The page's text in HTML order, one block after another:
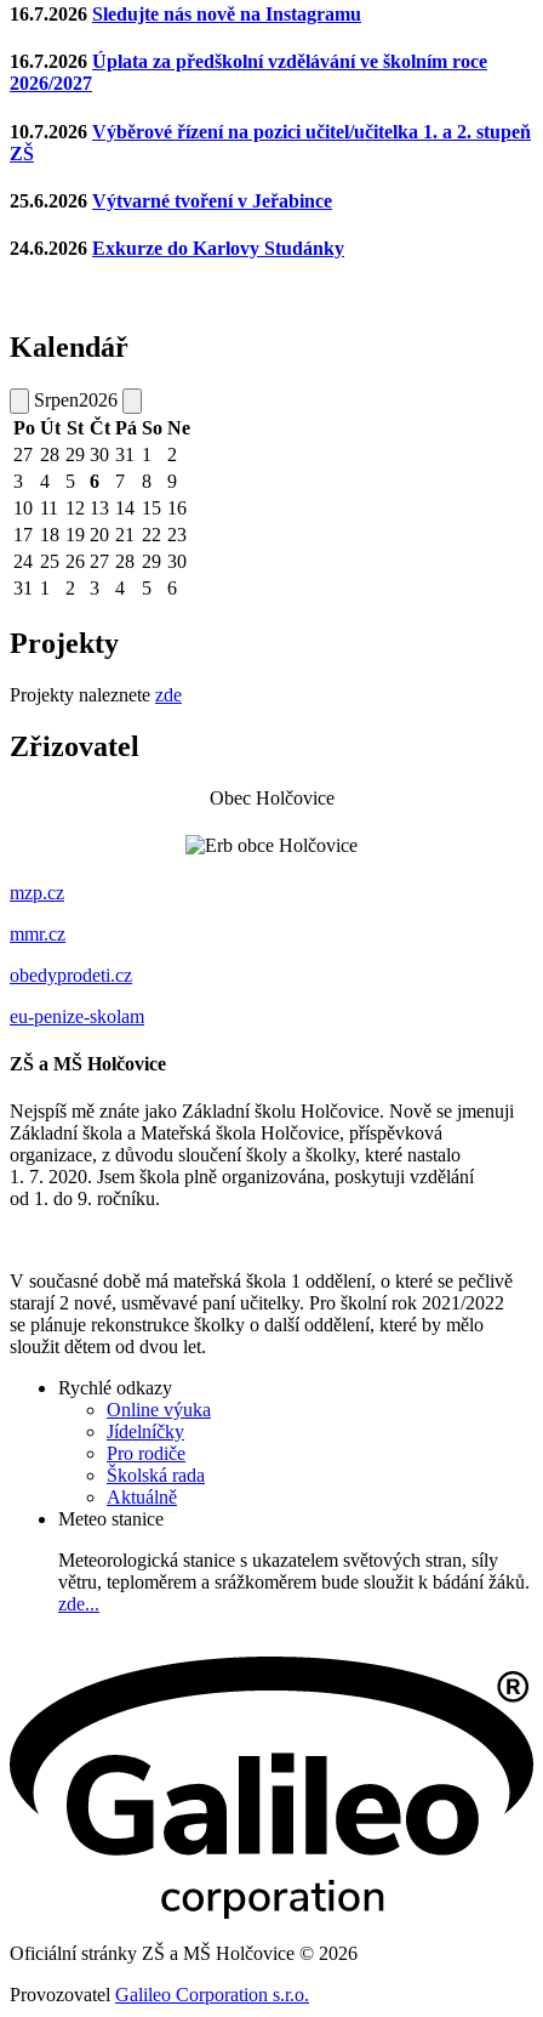
16.7.2026 Sledujte nás nově na Instagramu
16.7.2026 Úplata za předškolní vzdělávání ve školním roce
2026/2027
10.7.2026 Výběrové řízení na pozici učitel/učitelka 1. a 2. stupeň
ZŠ
25.6.2026 Výtvarné tvoření v Jeřabince
24.6.2026 Exkurze do Karlovy Studánky
Kalendář
Srpen2026
Po Út St Čt Pá So Ne
27 28 29 30 31 1
2
3
4 5 6 7 8
9
10 11 12 13 14 15 16
17 18 19 20 21 22 23
24 25 26 27 28 29 30
31 1 2 3 4 5 6
Projekty
Projekty naleznete zde
Zřizovatel
Obec Holčovice
mzp.cz
mmr.cz
obedyprodeti.cz
eu-penize-skolam
ZŠ a MŠ Holčovice
Nejspíš mě znáte jako Základní školu Holčovice. Nově se jmenuji
Základní škola a Mateřská škola Holčovice, příspěvková
organizace, z důvodu sloučení školy a školky, které nastalo
1. 7. 2020. Jsem škola plně organizována, poskytuji vzdělání
od 1. do 9. ročníku.
V současné době má mateřská škola 1 oddělení, o které se pečlivě
starají 2 nové, usměvavé paní učitelky. Pro školní rok 2021/2022
se plánuje rekonstrukce školky o další oddělení, které by mělo
sloužit dětem od dvou let.
Rychlé odkazy
Online výuka
Jídelníčky
Pro rodiče
Školská rada
Aktuálně
Meteo stanice
Meteorologická stanice s ukazatelem světových stran, síly
větru, teploměrem a srážkoměrem bude sloužit k bádání žáků.
zde...
Oficiální stránky ZŠ a MŠ Holčovice © 2026
Provozovatel Galileo Corporation s.r.o.